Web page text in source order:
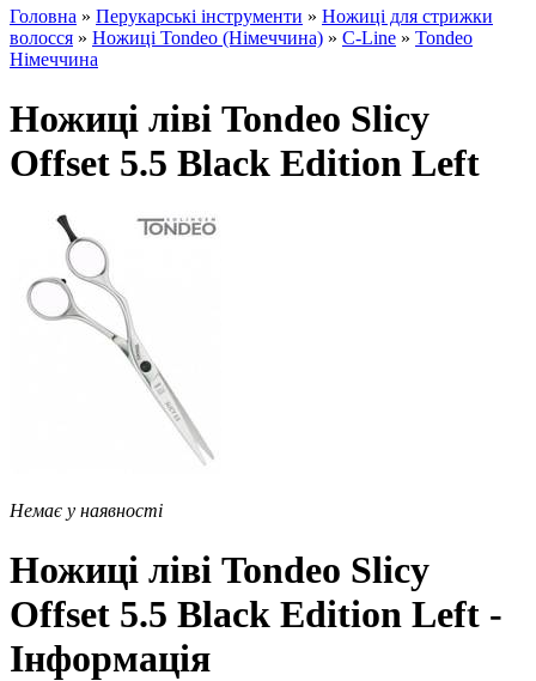
Головна » Перукарські інструменти » Ножиці для стрижки
волосся » Ножиці Tondeo (Німеччина) » C-Line » Tondeo
Німеччина
Ножиці ліві Tondeo Slicy
Offset 5.5 Black Edition Left
Немає у наявності
Ножиці ліві Tondeo Slicy
Offset 5.5 Black Edition Left -
Інформація